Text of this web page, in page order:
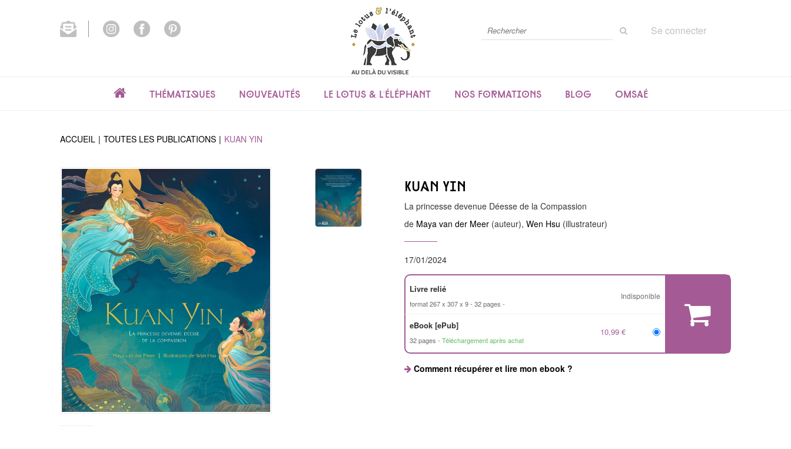
Se connecter
Thématiques Nouveautés Le lotus & l'éléphant Nos formations Blog Omsaé
ACCUEIL TOUTES LES PUBLICATIONS KUAN YIN
Kuan Yin
La princesse devenue Déesse de la Compassion
de Maya van der Meer (auteur), Wen Hsu (illustrateur)
17/01/2024
Livre relié
format 267 x 307 x 9 32 pages
Indisponible
eBook [ePub]
32 pages Téléchargement après achat
10,99 €
Comment récupérer et lire mon ebook ?